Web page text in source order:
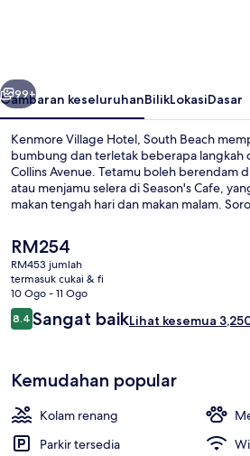
Seterusnya
99+
Gambaran keseluruhanBilikLokasiDasar
Kenmore Village Hotel, South Beach
bumbung dan terletak beberapa langkah
Collins Avenue. Tetamu boleh berendam
atau menjamu selera di Season's Cafe,
makan tengah hari dan makan malam.
lain menyukai kolam renang dan katil yang
Harga
semasa
ialah
RM254
RM254
RM453 jumlah
termasuk cukai & fi
10 Ogo - 11 Ogo
Ulasan
8.48.4 daripada 10
Sangat baikLihat kesemua
Kemudahan popular
Kolam renang
Parkir tersedia